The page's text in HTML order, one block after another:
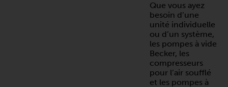
Que vous ayez
besoin d’une
unité individuelle
ou d’un système,
les pompes à vide
Becker, les
compresseurs
pour l’air soufflé
et les pompes à